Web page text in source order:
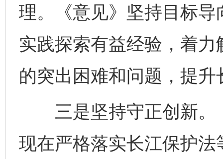
理。《意见》坚持目标
实践探索有益经验，着
的突出困难和问题，提
三是坚持守正创新。《
现在严格落实长江保护